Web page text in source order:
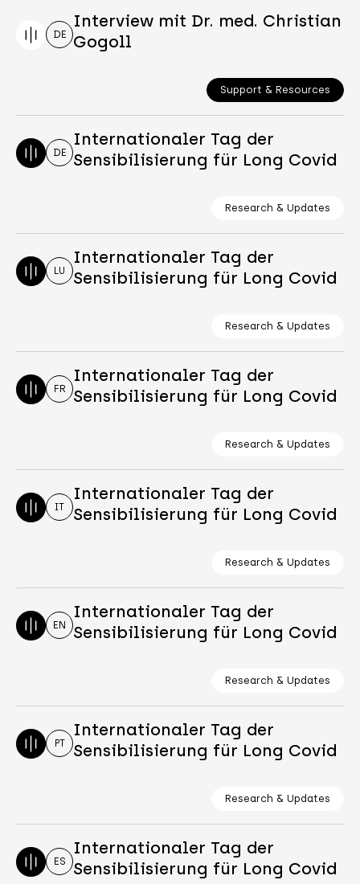
DE
Interview mit Dr. med. Christian
Gogoll
Support & Resources
DE
Internationaler Tag der
Sensibilisierung für Long Covid
Research & Updates
LU
Internationaler Tag der
Sensibilisierung für Long Covid
Research & Updates
FR
Internationaler Tag der
Sensibilisierung für Long Covid
Research & Updates
IT
Internationaler Tag der
Sensibilisierung für Long Covid
Research & Updates
EN
Internationaler Tag der
Sensibilisierung für Long Covid
Research & Updates
PT
Internationaler Tag der
Sensibilisierung für Long Covid
Research & Updates
ES
Internationaler Tag der
Sensibilisierung für Long Covid